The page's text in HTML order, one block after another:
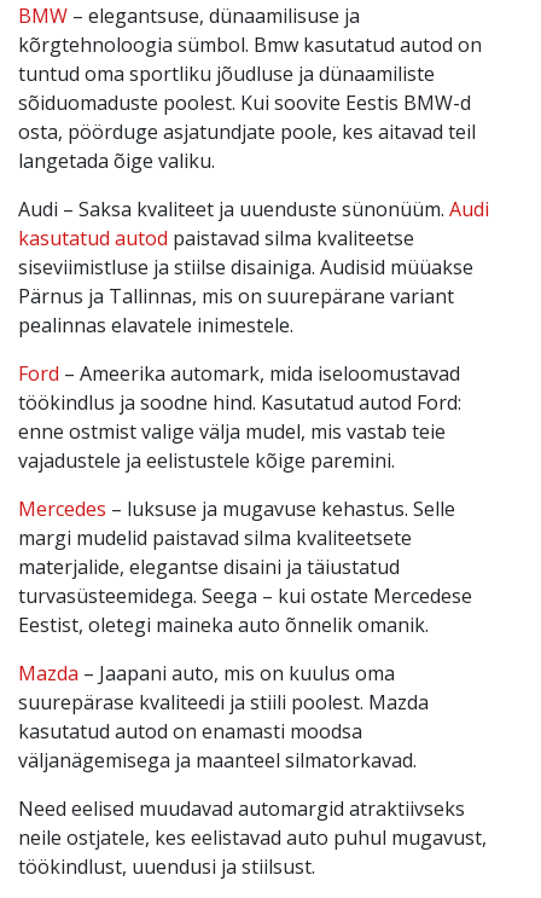
BMW – elegantsuse, dünaamilisuse ja
kõrgtehnoloogia sümbol. Bmw kasutatud autod on
tuntud oma sportliku jõudluse ja dünaamiliste
sõiduomaduste poolest. Kui soovite Eestis BMW-d
osta, pöörduge asjatundjate poole, kes aitavad teil
langetada õige valiku.
Audi – Saksa kvaliteet ja uuenduste sünonüüm. Audi
kasutatud autod paistavad silma kvaliteetse
siseviimistluse ja stiilse disainiga. Audisid müüakse
Pärnus ja Tallinnas, mis on suurepärane variant
pealinnas elavatele inimestele.
Ford – Ameerika automark, mida iseloomustavad
töökindlus ja soodne hind. Kasutatud autod Ford:
enne ostmist valige välja mudel, mis vastab teie
vajadustele ja eelistustele kõige paremini.
Mercedes – luksuse ja mugavuse kehastus. Selle
margi mudelid paistavad silma kvaliteetsete
materjalide, elegantse disaini ja täiustatud
turvasüsteemidega. Seega – kui ostate Mercedese
Eestist, oletegi maineka auto õnnelik omanik.
Mazda – Jaapani auto, mis on kuulus oma
suurepärase kvaliteedi ja stiili poolest. Mazda
kasutatud autod on enamasti moodsa
väljanägemisega ja maanteel silmatorkavad.
Need eelised muudavad automargid atraktiivseks
neile ostjatele, kes eelistavad auto puhul mugavust,
töökindlust, uuendusi ja stiilsust.